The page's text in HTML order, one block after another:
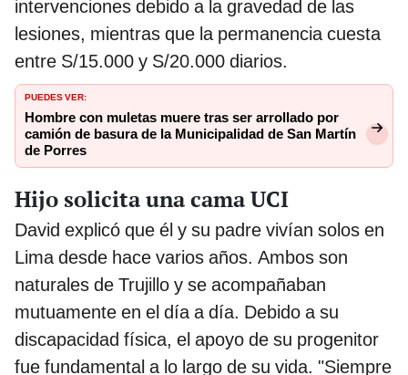
intervenciones debido a la gravedad de las
lesiones, mientras que la permanencia cuesta
entre S/15.000 y S/20.000 diarios.
PUEDES VER:
Hombre con muletas muere tras ser arrollado por
camión de basura de la Municipalidad de San Martín
de Porres
Hijo solicita una cama UCI
David explicó que él y su padre vivían solos en
Lima desde hace varios años. Ambos son
naturales de Trujillo y se acompañaban
mutuamente en el día a día. Debido a su
discapacidad física, el apoyo de su progenitor
fue fundamental a lo largo de su vida. "Siempre